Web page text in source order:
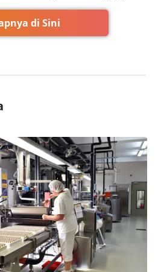
di Sini